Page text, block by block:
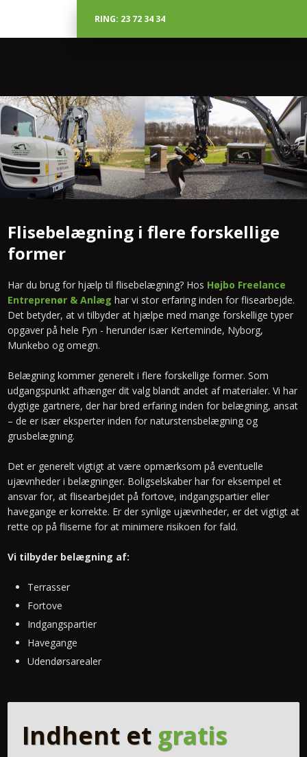
RING: 23 72 34 34
Flisebelægning i flere forskellige
former
Har du brug for hjælp til flisebelægning? Hos Højbo Freelance
Entreprenør & Anlæg har vi stor erfaring inden for flisearbejde.
Det betyder, at vi tilbyder at hjælpe med mange forskellige typer
opgaver på hele Fyn - herunder især Kerteminde, Nyborg,
Munkebo og omegn.
Belægning kommer generelt i flere forskellige former. Som
udgangspunkt afhænger dit valg blandt andet af materialer. Vi har
dygtige gartnere, der har bred erfaring inden for belægning, ansat
– de er især eksperter inden for naturstensbelægning og
grusbelægning.
Det er generelt vigtigt at være opmærksom på eventuelle
ujævnheder i belægninger. Boligselskaber har for eksempel et
ansvar for, at flisearbejdet på fortove, indgangspartier eller
havegange er korrekte. Er der synlige ujævnheder, er det vigtigt at
rette op på fliserne for at minimere risikoen for fald.
Vi tilbyder belægning af:
​Terrasser
Fortove
Indgangspartier
Havegange
Udendørsarealer
Indhent et gratis